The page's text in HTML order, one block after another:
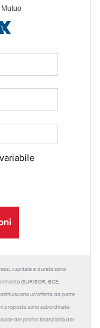
Mutuo
capitale e durata sono
(EURIBOR, BCE,
un'offerta da parte
proposte sono subordinate
del profilo finanziario del